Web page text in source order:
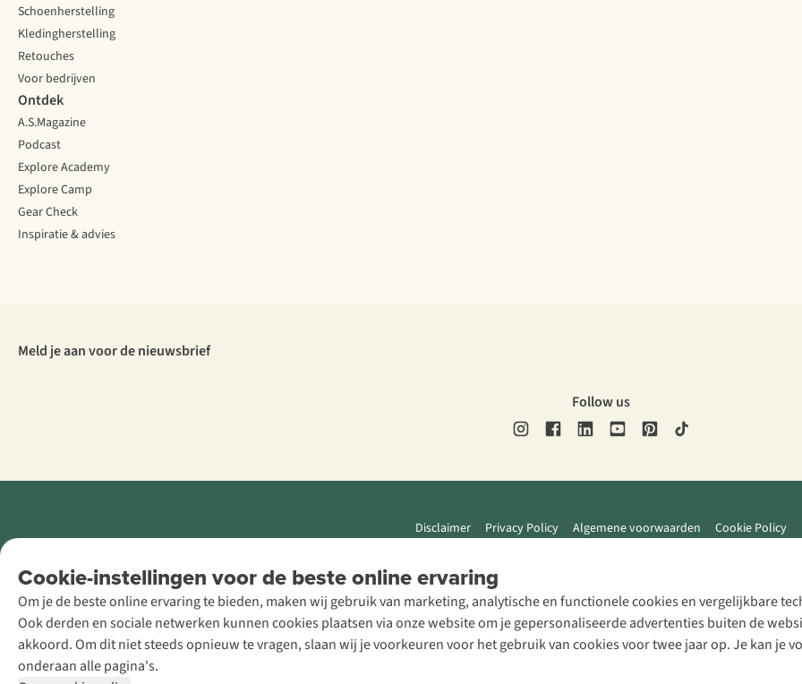
Cookie-instellingen voor de beste online ervaring
Om je de beste online ervaring te bieden, maken wij gebruik van marketing, analytische en functionele cookies en vergelijkbare
Ook derden en sociale netwerken kunnen cookies plaatsen via onze website om je gepersonaliseerde advertenties buiten de
akkoord. Om dit niet steeds opnieuw te vragen, slaan wij je voorkeuren voor het gebruik van cookies voor twee jaar op. Je kan je
onderaan alle pagina's.
Schoenherstelling
Kledingherstelling
Retouches
Voor bedrijven
Ontdek
A.S.Magazine
Podcast
Explore Academy
Explore Camp
Gear Check
Inspiratie & advies
Meld je aan voor de nieuwsbrief
Follow us
Disclaimer Privacy Policy Algemene voorwaarden Cookie Policy
Retail Concepts
NV,
Smallandlaan
9, B-2660
Hoboken
+32 (0)3 828